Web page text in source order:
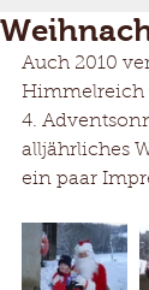
Auch 2010
Himmelreich
4.
alljährliches
ein paar